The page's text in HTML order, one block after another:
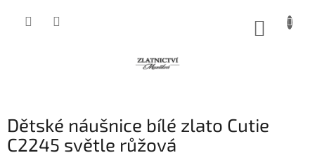
Dětské náušnice bílé zlato Cutie
C2245 světle růžová